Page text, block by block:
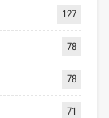
127
78
78
71